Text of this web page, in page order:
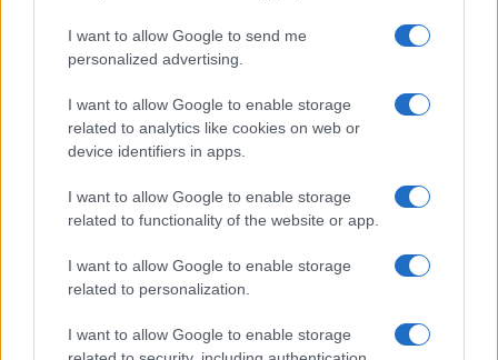
I want to allow Google to send me
personalized advertising.
I want to allow Google to enable storage
related to analytics like cookies on web or
device identifiers in apps.
I want to allow Google to enable storage
related to functionality of the website or app.
I want to allow Google to enable storage
related to personalization.
I want to allow Google to enable storage
Giovannimaria Cabras
Invia un Comunicato Stampa| Pubblicità Segnala